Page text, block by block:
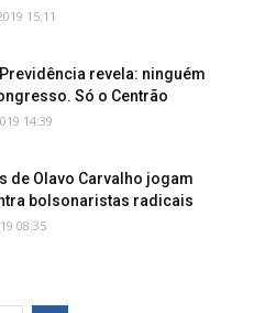
15:11
revela: ninguém
Só o Centrão
14:39
de Olavo Carvalho jogam
bolsonaristas radicais
08:35